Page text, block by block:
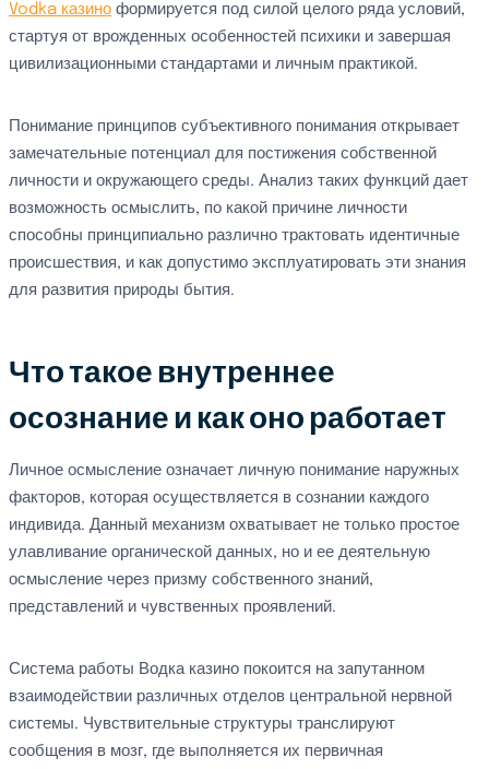
Vodka казино формируется под силой целого ряда условий,
стартуя от врожденных особенностей психики и завершая
цивилизационными стандартами и личным практикой.
Понимание принципов субъективного понимания открывает
замечательные потенциал для постижения собственной
личности и окружающего среды. Анализ таких функций дает
возможность осмыслить, по какой причине личности
способны принципиально различно трактовать идентичные
происшествия, и как допустимо эксплуатировать эти знания
для развития природы бытия.
Что такое внутреннее
осознание и как оно работает
Личное осмысление означает личную понимание наружных
факторов, которая осуществляется в сознании каждого
индивида. Данный механизм охватывает не только простое
улавливание органической данных, но и ее деятельную
осмысление через призму собственного знаний,
представлений и чувственных проявлений.
Система работы Водка казино покоится на запутанном
взаимодействии различных отделов центральной нервной
системы. Чувствительные структуры транслируют
сообщения в мозг, где выполняется их первичная